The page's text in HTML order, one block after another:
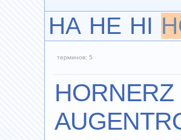
HA HE HI
терминов: 5
HORNERZ